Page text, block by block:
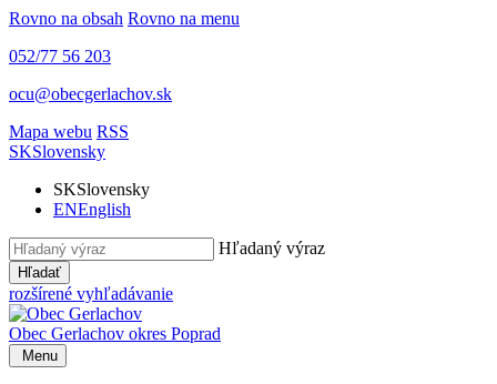
Rovno na obsah Rovno na menu
052/77 56 203
ocu@obecgerlachov.sk
Mapa webu RSS
SKSlovensky
SKSlovensky
ENEnglish
Hľadaný výraz
Hľadať
rozšírené vyhľadávanie
Obec Gerlachov okres Poprad
Menu